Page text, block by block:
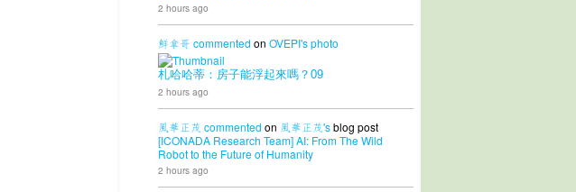
2 hours ago
鮮拿哥 commented on OVEPI'sphoto
札哈哈蒂：房子能浮起來嗎？09
2 hours ago
風華正茂 commented on 風華正茂'sblog post
[ICONADA Research Team] AI: From The Wild
Robot to the Future of Humanity
2 hours ago